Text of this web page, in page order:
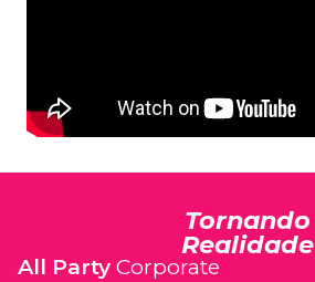
Tornando
Realidade
All Party Corporate